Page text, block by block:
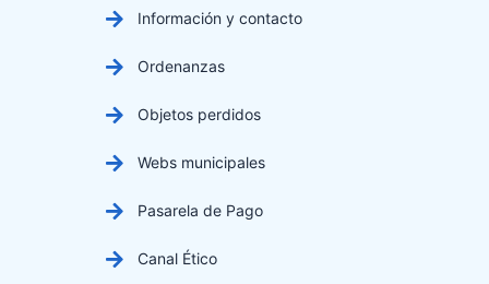
Información y contacto
Ordenanzas
Objetos perdidos
Webs municipales
Pasarela de Pago
Canal Ético